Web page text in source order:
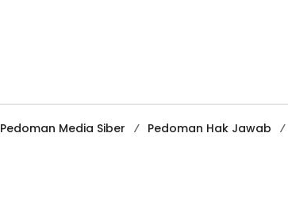
Pedoman Media Siber
Pedoman Hak Jawab